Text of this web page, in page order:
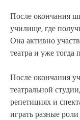
После окончания
училище, где
Она активно
театра и уже тогда
После окончания
театральной
репетициях и
играть разные